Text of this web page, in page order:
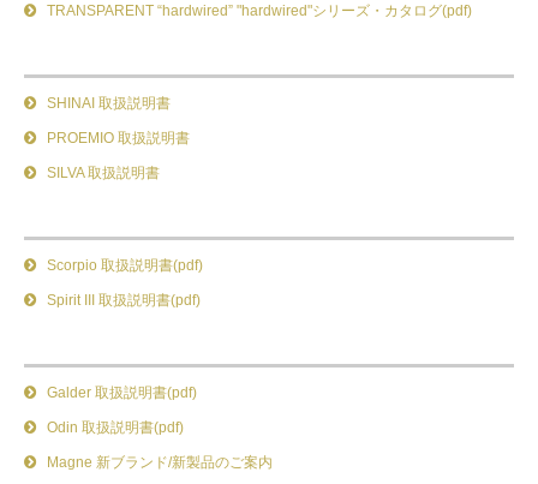
TRANSPARENT “hardwired” "hardwired"シリーズ・カタログ(pdf)
SHINAI 取扱説明書
PROEMIO 取扱説明書
SILVA 取扱説明書
Scorpio 取扱説明書(pdf)
Spirit III 取扱説明書(pdf)
Galder 取扱説明書(pdf)
Odin 取扱説明書(pdf)
Magne 新ブランド/新製品のご案内